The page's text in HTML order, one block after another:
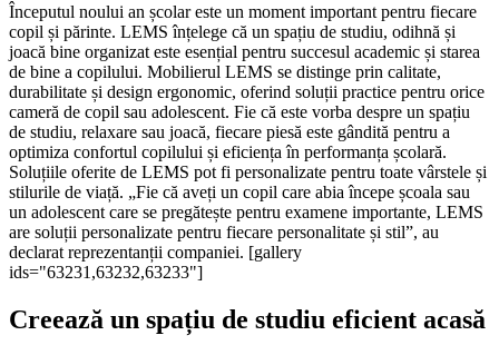
Începutul noului an școlar este un moment important pentru fiecare
copil și părinte. LEMS înțelege că un spațiu de studiu, odihnă și
joacă bine organizat este esențial pentru succesul academic și starea
de bine a copilului. Mobilierul LEMS se distinge prin calitate,
durabilitate și design ergonomic, oferind soluții practice pentru orice
cameră de copil sau adolescent. Fie că este vorba despre un spațiu
de studiu, relaxare sau joacă, fiecare piesă este gândită pentru a
optimiza confortul copilului și eficiența în performanța școlară.
Soluțiile oferite de LEMS pot fi personalizate pentru toate vârstele și
stilurile de viață. „Fie că aveți un copil care abia începe școala sau
un adolescent care se pregătește pentru examene importante, LEMS
are soluții personalizate pentru fiecare personalitate și stil”, au
declarat reprezentanții companiei. [gallery
ids="63231,63232,63233"]
Creează un spațiu de studiu eficient acasă